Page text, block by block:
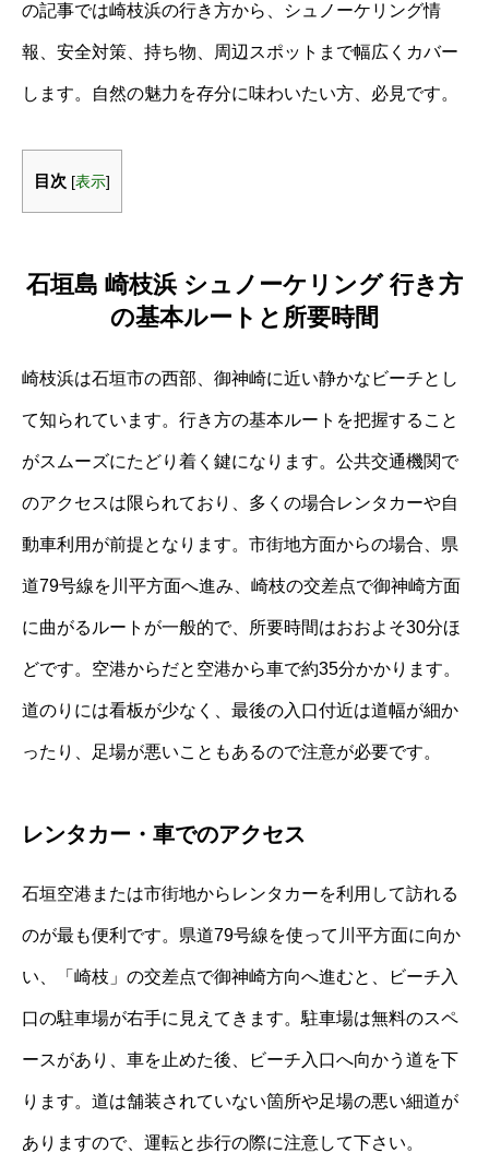
の記事では崎枝浜の行き方から、シュノーケリング情
報、安全対策、持ち物、周辺スポットまで幅広くカバー
します。自然の魅力を存分に味わいたい方、必見です。
目次 [表示]
石垣島 崎枝浜 シュノーケリング 行き方
の基本ルートと所要時間
崎枝浜は石垣市の西部、御神崎に近い静かなビーチとし
て知られています。行き方の基本ルートを把握すること
がスムーズにたどり着く鍵になります。公共交通機関で
のアクセスは限られており、多くの場合レンタカーや自
動車利用が前提となります。市街地方面からの場合、県
道79号線を川平方面へ進み、崎枝の交差点で御神崎方面
に曲がるルートが一般的で、所要時間はおおよそ30分ほ
どです。空港からだと空港から車で約35分かかります。
道のりには看板が少なく、最後の入口付近は道幅が細か
ったり、足場が悪いこともあるので注意が必要です。
レンタカー・車でのアクセス
石垣空港または市街地からレンタカーを利用して訪れる
のが最も便利です。県道79号線を使って川平方面に向か
い、「崎枝」の交差点で御神崎方向へ進むと、ビーチ入
口の駐車場が右手に見えてきます。駐車場は無料のスペ
ースがあり、車を止めた後、ビーチ入口へ向かう道を下
ります。道は舗装されていない箇所や足場の悪い細道が
ありますので、運転と歩行の際に注意して下さい。